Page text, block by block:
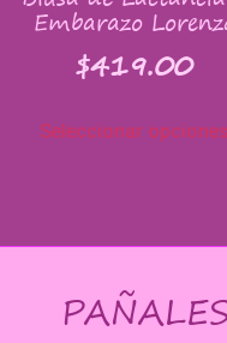
Embarazo
$419.00
Seleccionar opciones